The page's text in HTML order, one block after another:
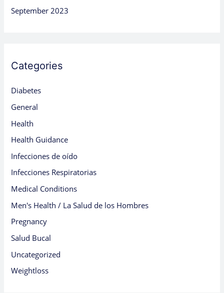
September 2023
Categories
Diabetes
General
Health
Health Guidance
Infecciones de oído
Infecciones Respiratorias
Medical Conditions
Men's Health / La Salud de los Hombres
Pregnancy
Salud Bucal
Uncategorized
Weightloss